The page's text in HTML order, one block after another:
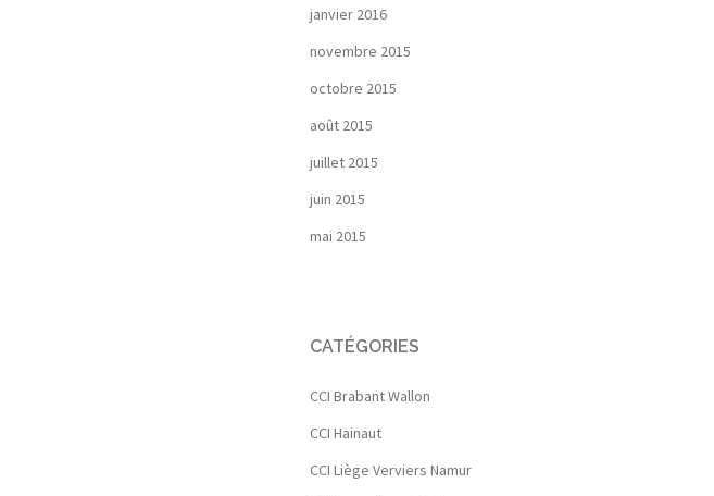
janvier 2016
novembre 2015
octobre 2015
août 2015
juillet 2015
juin 2015
mai 2015
CATÉGORIES
CCI Brabant Wallon
CCI Hainaut
CCI Liège Verviers Namur